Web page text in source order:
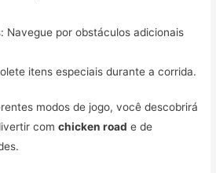
Navegue por obstáculos adicionais
itens especiais durante a corrida.
modos de jogo, você descobrirá
comchicken road e de